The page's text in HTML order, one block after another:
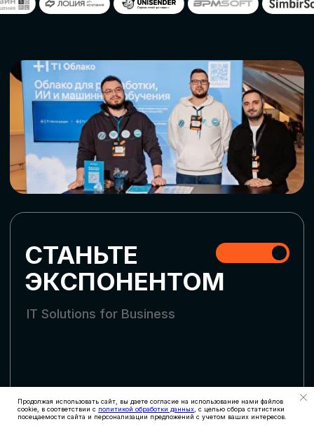
Продолжая использовать сайт, вы даете согласие на использование нами файлов
cookie, в соответствии с политикой обработки данных , с целью сбора статистики
посещаемости сайта и персонализации предложений с учетом ваших интересов.
АККРЕДИТАЦИЯ
СМИ
СКАЧАТЬ ПРОГРАММУ
СТАТЬ СПИКЕРОМ
СТАТЬ УЧАСТНИКОМ